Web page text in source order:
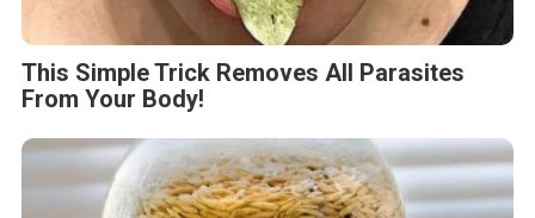
This Simple Trick Removes All Parasites
From Your Body!